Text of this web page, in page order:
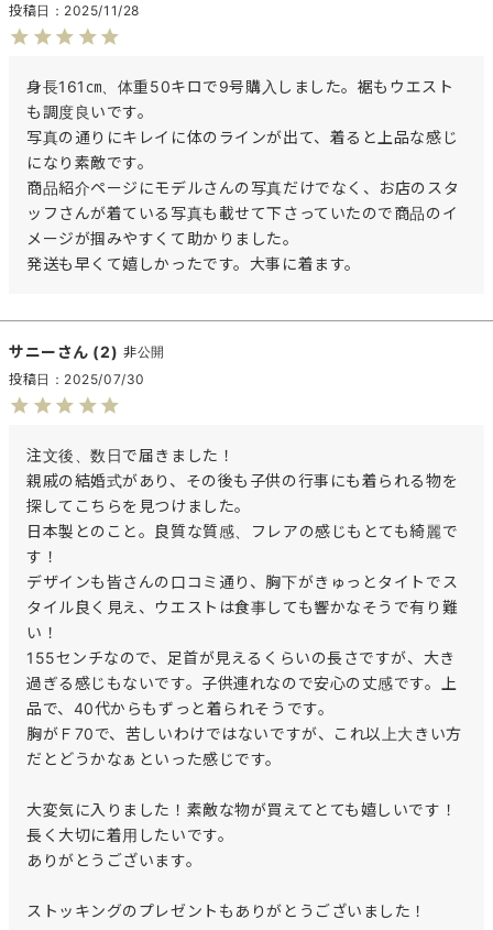
投稿日 2025/11/28
身長161㎝、体重50キロで9号購入しました。裾もウエスト
も調度良いです。
写真の通りにキレイに体のラインが出て、着ると上品な感じ
になり素敵です。
商品紹介ページにモデルさんの写真だけでなく、お店のスタ
ッフさんが着ている写真も載せて下さっていたので商品のイ
メージが掴みやすくて助かりました。
発送も早くて嬉しかったです。大事に着ます。
サニー 2
非公開
投稿日
2025/07/30
注文後、数日で届きました！
親戚の結婚式があり、その後も子供の行事にも着られる物を
探してこちらを見つけました。
日本製とのこと。良質な質感、フレアの感じもとても綺麗で
す！
デザインも皆さんの口コミ通り、胸下がきゅっとタイトでス
タイル良く見え、ウエストは食事しても響かなそうで有り難
い！
155センチなので、足首が見えるくらいの長さですが、大き
過ぎる感じもないです。子供連れなので安心の丈感です。上
品で、40代からもずっと着られそうです。
胸がＦ70で、苦しいわけではないですが、これ以上大きい方
だとどうかなぁといった感じです。
大変気に入りました！素敵な物が買えてとても嬉しいです！
長く大切に着用したいです。
ありがとうございます。
ストッキングのプレゼントもありがとうございました！